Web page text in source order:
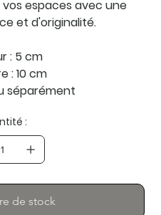
espaces avec une
et d'originalité.
: 5 cm
: 10 cm
séparément
:
de stock